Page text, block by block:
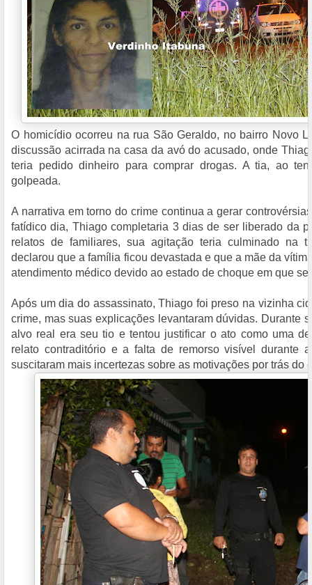
O homicídio ocorreu na rua São Geraldo, no bairro Novo
discussão acirrada na casa da avó do acusado, onde
teria pedido dinheiro para comprar drogas. A tia, ao
golpeada.
A narrativa em torno do crime continua a gerar
fatídico dia, Thiago completaria 3 dias de ser liberado da
relatos de familiares, sua agitação teria culminado na
declarou que a família ficou devastada e que a mãe da
atendimento médico devido ao estado de choque em que se
Após um dia do assassinato, Thiago foi preso na vizinha
crime, mas suas explicações levantaram dúvidas. Durante
alvo real era seu tio e tentou justificar o ato como uma
relato contraditório e a falta de remorso visível durante
suscitaram mais incertezas sobre as motivações por trás do